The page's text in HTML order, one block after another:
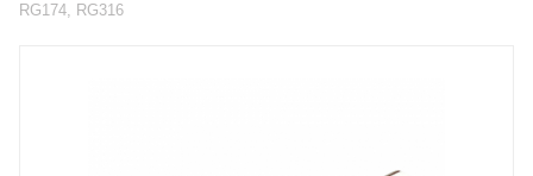
RG174, RG316